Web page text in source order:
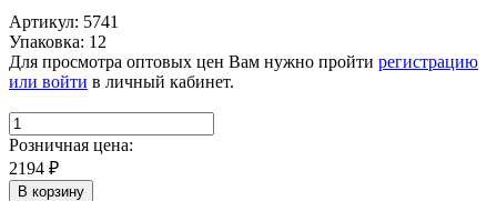
Артикул: 5741
Упаковка: 12
Для просмотра оптовых цен Вам нужно пройти регистрацию
или войти в личный кабинет.
Розничная цена:
2194 ₽
В корзину